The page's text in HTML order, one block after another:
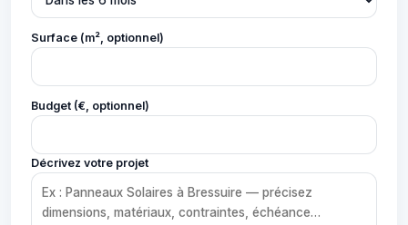
Surface (m², optionnel)
Budget (€, optionnel)
Décrivez votre projet